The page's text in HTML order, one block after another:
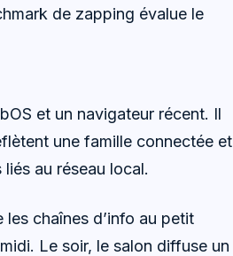
de zapping évalue le
et un navigateur récent. Il
une famille connectée et
au réseau local.
chaînes d’info au petit
Le soir, le salon diffuse un